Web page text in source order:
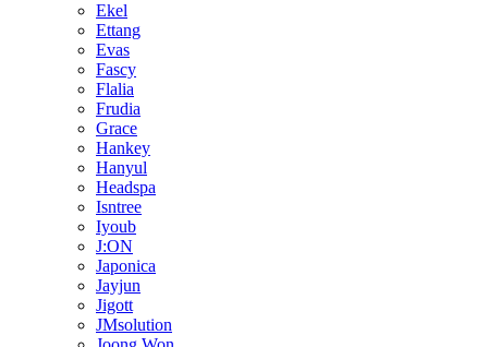
Ekel
Ettang
Evas
Fascy
Flalia
Frudia
Grace
Hankey
Hanyul
Headspa
Isntree
Iyoub
J:ON
Japonica
Jayjun
Jigott
JMsolution